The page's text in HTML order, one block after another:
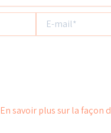
mail*
En savoir plus sur la façon